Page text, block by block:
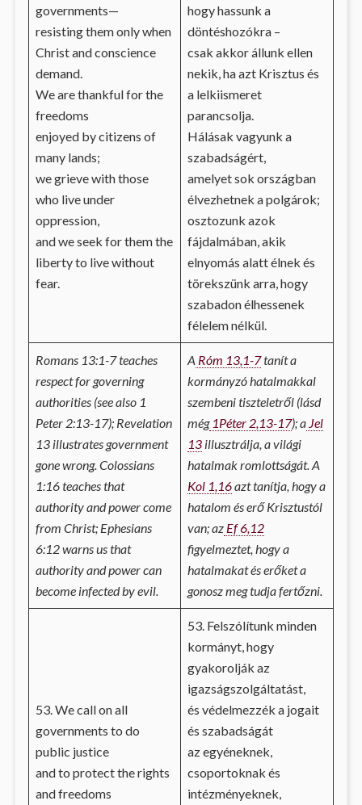
governments—
resisting them only when
Christ and conscience
demand.
We are thankful for the
freedoms
enjoyed by citizens of
many lands;
we grieve with those
who live under
oppression,
and we seek for them the
liberty to live without
fear.
hogy hassunk a
döntéshozókra –
csak akkor állunk ellen
nekik, ha azt Krisztus és
a lelkiismeret
parancsolja.
Hálásak vagyunk a
szabadságért,
amelyet sok országban
élvezhetnek a polgárok;
osztozunk azok
fájdalmában, akik
elnyomás alatt élnek és
törekszünk arra, hogy
szabadon élhessenek
félelem nélkül.
Romans 13:1-7 teaches
respect for governing
authorities (see also 1
Peter 2:13-17); Revelation
13 illustrates government
gone wrong. Colossians
1:16 teaches that
authority and power come
from Christ; Ephesians
6:12 warns us that
authority and power can
become infected by evil.
A Róm 13,1-7tanít a
kormányzó hatalmakkal
szembeni tiszteletről (lásd
még1Péter 2,13-17); aJel
13illusztrálja, a világi
hatalmak romlottságát. A
Kol 1,16azt tanítja, hogy a
hatalom és erő Krisztustól
van; azEf 6,12
figyelmeztet, hogy a
hatalmakat és erőket a
gonosz meg tudja fertőzni.
53. We call on all
governments to do
public justice
and to protect the rights
and freedoms
53. Felszólítunk minden
kormányt, hogy
gyakorolják az
igazságszolgáltatást,
és védelmezzék a jogait
és szabadságát
az egyéneknek,
csoportoknak és
intézményeknek,